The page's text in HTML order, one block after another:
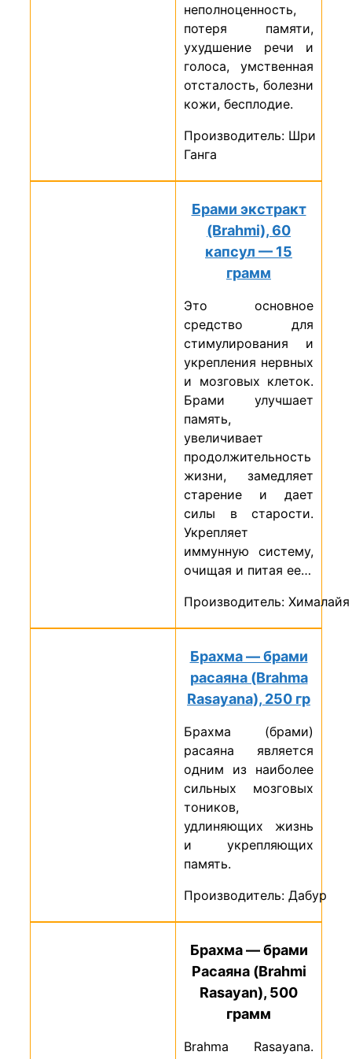
неполноценность,
потеря памяти,
ухудшение речи и
голоса, умственная
отсталость, болезни
кожи, бесплодие.
Производитель: Шри
Ганга
Брами экстракт
(Brahmi), 60
капсул — 15
грамм
Это основное
средство для
стимулирования и
укрепления нервных
и мозговых клеток.
Брами улучшает
память,
увеличивает
продолжительность
жизни, замедляет
старение и дает
силы в старости.
Укрепляет
иммунную систему,
очищая и питая ее…
Производитель: Хималайя
Брахма — брами
расаяна (Brahma
Rasayana), 250 гр
Брахма (брами)
расаяна является
одним из наиболее
сильных мозговых
тоников,
удлиняющих жизнь
и укрепляющих
память.
Производитель: Дабур
Брахма — брами
Расаяна (Brahmi
Rasayan), 500
грамм
Brahma Rasayana.